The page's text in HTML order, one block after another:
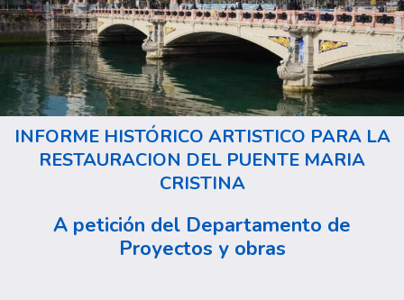
INFORME HISTÓRICO ARTISTICO PARA LA
RESTAURACION DEL PUENTE MARIA
CRISTINA
A petición del Departamento de
Proyectos y obras